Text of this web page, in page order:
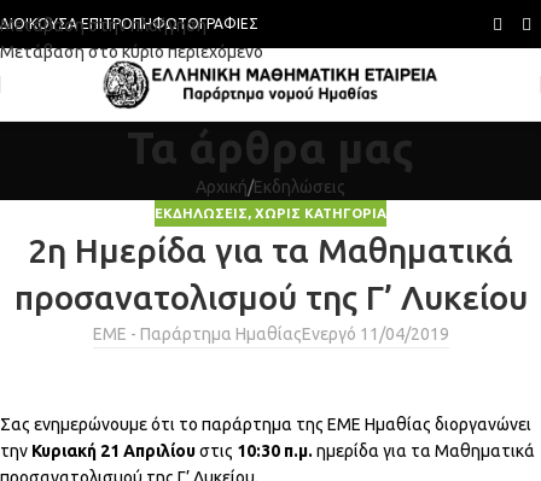
Μετάβαση στην πλοήγηση
Μετάβαση στο κύριο περιεχόμενο
ΔΙΟΙΚΟΎΣΑ ΕΠΙΤΡΟΠΉΦΩΤΟΓΡΑΦΊΕΣ
Τα άρθρα μας
Αρχική Εκδηλώσεις
ΕΚΔΗΛΏΣΕΙΣ, ΧΩΡΊΣ ΚΑΤΗΓΟΡΊΑ
2η Ημερίδα για τα Μαθηματικά
προσανατολισμού της Γ’ Λυκείου
ΕΜΕ - Παράρτημα ΗμαθίαςΕνεργό 11/04/2019
Σας ενημερώνουμε ότι το παράρτημα της ΕΜΕ Ημαθίας διοργανώνει
την Κυριακή 21 Απριλίουστις 10:30 π.μ. ημερίδα για τα Μαθηματικά